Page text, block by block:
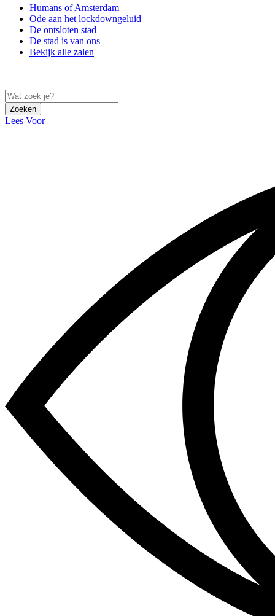
Humans of Amsterdam
Ode aan het lockdowngeluid
De ontsloten stad
De stad is van ons
Bekijk alle zalen
Zoeken
Lees Voor